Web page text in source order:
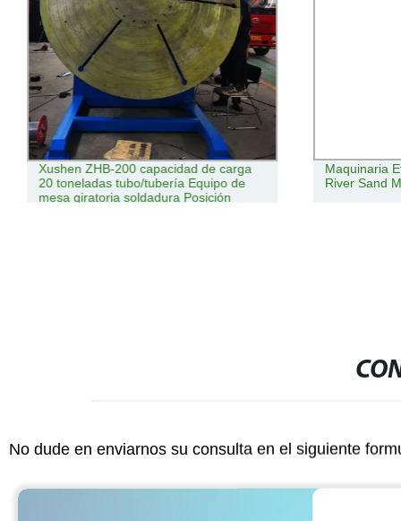
Xushen ZHB-200 capacidad de carga
20 toneladas tubo/tubería Equipo de
mesa giratoria soldadura Posición
Maquinaria
River Sand
No dude en enviarnos su consulta en el siguiente